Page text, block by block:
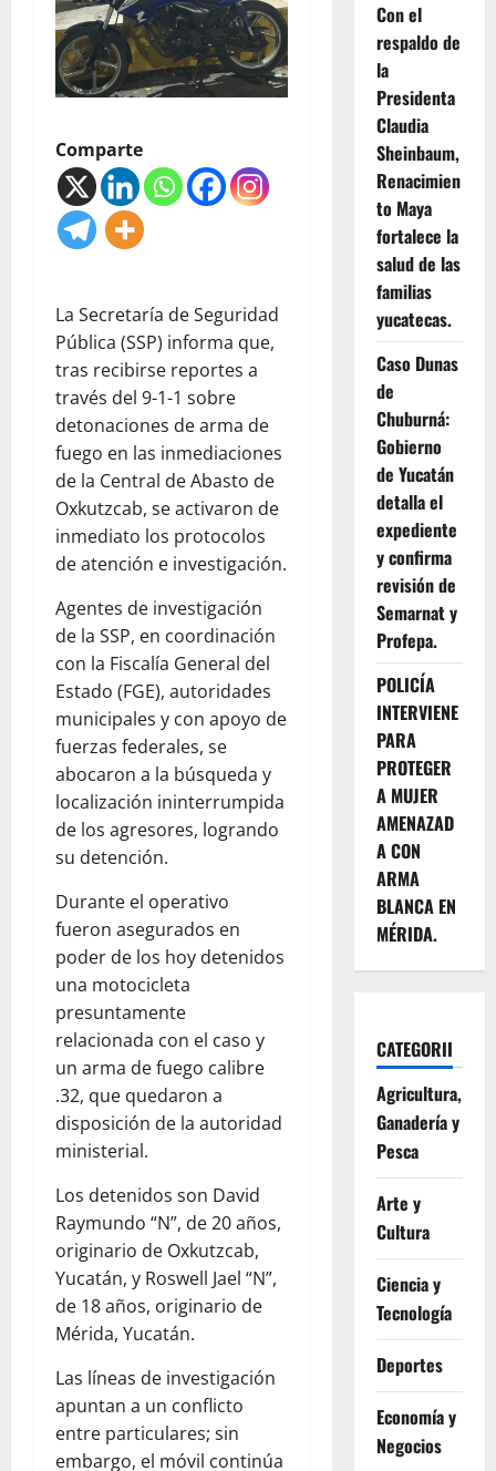
Comparte
La Secretaría de Seguridad
Pública (SSP) informa que,
tras recibirse reportes a
través del 9-1-1 sobre
detonaciones de arma de
fuego en las inmediaciones
de la Central de Abasto de
Oxkutzcab, se activaron de
inmediato los protocolos
de atención e investigación.
Agentes de investigación
de la SSP, en coordinación
con la Fiscalía General del
Estado (FGE), autoridades
municipales y con apoyo de
fuerzas federales, se
abocaron a la búsqueda y
localización ininterrumpida
de los agresores, logrando
su detención.
Durante el operativo
fueron asegurados en
poder de los hoy detenidos
una motocicleta
presuntamente
relacionada con el caso y
un arma de fuego calibre
.32, que quedaron a
disposición de la autoridad
ministerial.
Los detenidos son David
Raymundo “N”, de 20 años,
originario de Oxkutzcab,
Yucatán, y Roswell Jael “N”,
de 18 años, originario de
Mérida, Yucatán.
Las líneas de investigación
apuntan a un conflicto
entre particulares; sin
embargo, el móvil continúa
Con el
respaldo de
la
Presidenta
Claudia
Sheinbaum,
Renacimien
to Maya
fortalece la
salud de las
familias
yucatecas.
Caso Dunas
de
Chuburná:
Gobierno
de Yucatán
detalla el
expediente
y confirma
revisión de
Semarnat y
Profepa.
POLICÍA
INTERVIENE
PARA
PROTEGER
A MUJER
AMENAZAD
A CON
ARMA
BLANCA EN
MÉRIDA.
CATEGORII
Agricultura,
Ganadería y
Pesca
Arte y
Cultura
Ciencia y
Tecnología
Deportes
Economía y
Negocios